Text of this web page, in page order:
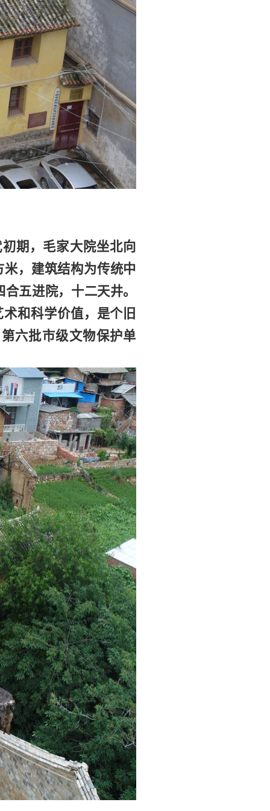
期，毛家大院坐北向
，建筑结构为传统中
五进院，十二天井。
和科学价值，是个旧
六批市级文物保护单